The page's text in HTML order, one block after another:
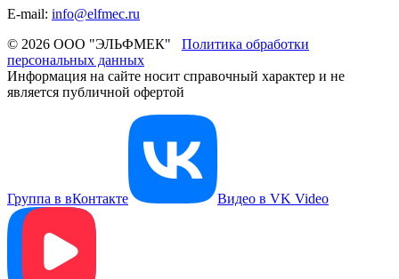
E-mail: info@elfmec.ru
© 2026 ООО "ЭЛЬФМЕК" Политика обработки
персональных данных
Информация на сайте носит справочный характер и не
является публичной офертой
Группа в вКонтакте Видео в VK Video